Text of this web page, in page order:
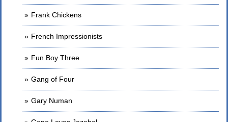
Frank Chickens
French Impressionists
Fun Boy Three
Gang of Four
Gary Numan